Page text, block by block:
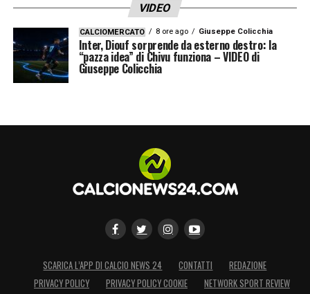
VIDEO
CALCIOMERCATO 8 ore ago Giuseppe Colicchia
Inter, Diouf sorprende da esterno destro: la
“pazza idea” di Chivu funziona – VIDEO di
Giuseppe Colicchia
SCARICA L’APP DI CALCIO NEWS 24 CONTATTI
REDAZIONE
PRIVACY POLICY
PRIVACY POLICY COOKIE NETWORK SPORT REVIEW